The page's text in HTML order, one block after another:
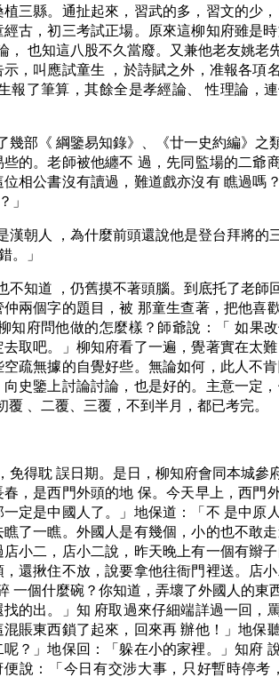
三縣。通扯起來，習武的多，習文的少
古，初三考試正場。原來這柳知府雖是
也知這八股不久當廢。又兼他老友姚老
，叫應試童生 ，於詩賦之外，准報各項
了筆算，其餘全是孝經論、 性理論，
部《 綱鑒易知錄》、《廿一史約編》之
的。老師被他纏不 過，先同監場的二爺
相公書沒有讀過，難道戲亦沒有 瞧過嗎
」
朝人 ，為什麼前頭還說他是登台拜將的
。」
知道 ，仍舊摸不著頭腦。到底托了老師
兩個字的題目，被 那童生查著，把他喜
府問他做的怎麼樣？師爺說：「 如果
取吧。」柳知府看了一遍，覺著實在太
疏無據的自覺好些。無論如何，此人不
史鑒上討論討論，也是好的。主意一定
、二覆、三覆，不到半月，都已考完。
得耽 誤日期。是日，柳知府會同本城參
，是西門外頭的地 保。今天早上，西門
定是中國人了。」地保道：「不 是中原
了一瞧。外國人是有幾個，小的也不敢
小二，店小二說，昨天晚上有一個有辮
還揪住不放，說要拿他往衙門裡送。店
個什麼碗？你知道，弄壞了外國人的東
的出。」知 府取過來仔細端詳過一回，
賬東西鎖了起來，回來再 辦他！」地保
？」地保回：「躲在小的家裡。」知府
說：「今日有交涉大事，只好暫時停考